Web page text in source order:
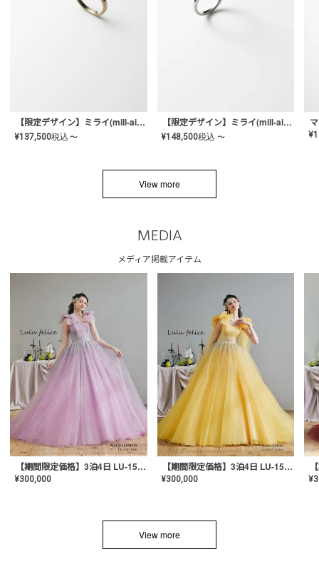
【限定デザイン】ミライ(mill-ai)リング
¥137,500税込 〜
【限定デザイン】ミライ(mill-ai)リング
¥148,500税込 〜 ¥
View more
MEDIA
メディア掲載アイテム
【期間限定価格】3泊4日 LU-1501(Pink)
¥300,000
【期間限定価格】3泊4日 LU-1501(Yellow)
¥300,000 ¥
View more